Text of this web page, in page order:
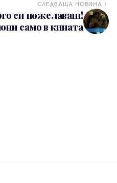
СЛЕДВАЩА НОВИНА
си пожелаваш!
само в кината